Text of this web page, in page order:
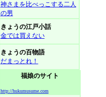
神さまを比べっこする二人
の男
きょうの江戸小話
金では買えない
きょうの百物語
だまっとれ！
福娘のサイト
http://hukumusume.com